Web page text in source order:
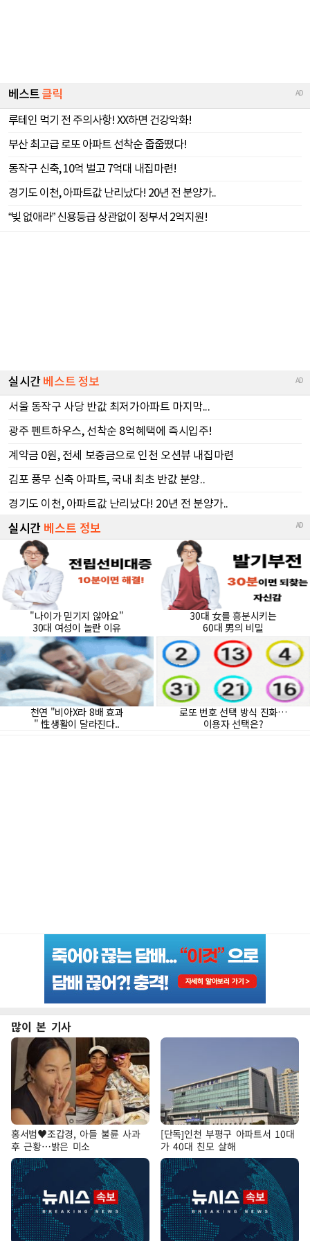
많이 본 기사
홍서범♥조갑경, 아들 불륜 사과
후 근황…밝은 미소
[단독]인천 부평구 아파트서 10대
가 40대 친모 살해